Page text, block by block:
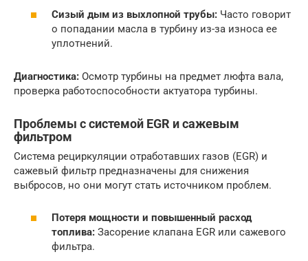
Сизый дым из выхлопной трубы: Часто говорит
о попадании масла в турбину из-за износа ее
уплотнений.
Диагностика: Осмотр турбины на предмет люфта вала,
проверка работоспособности актуатора турбины.
Проблемы с системой EGR и сажевым
фильтром
Система рециркуляции отработавших газов (EGR) и
сажевый фильтр предназначены для снижения
выбросов, но они могут стать источником проблем.
Потеря мощности и повышенный расход
топлива: Засорение клапана EGR или сажевого
фильтра.